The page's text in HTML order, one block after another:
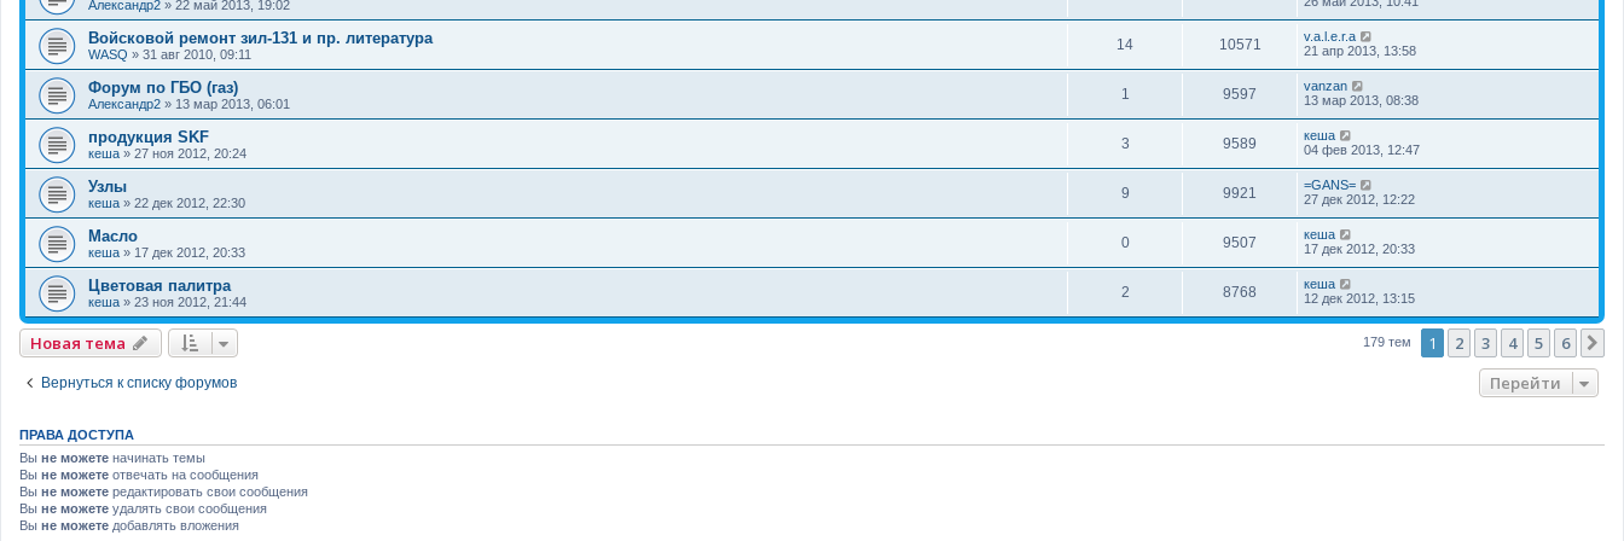
Александр2 » 22 май 2013, 19:02
Войсковой ремонт зил-131 и пр. литература
WASQ » 31 авг 2010, 09:11
14 10571
v.a.l.e.r.a
21 апр 2013, 13:58
Форум по ГБО (газ)
Александр2 » 13 мар 2013, 06:01
1 9597
vanzan
13 мар 2013, 08:38
продукция SKF
кеша » 27 ноя 2012, 20:24
3 9589
кеша
04 фев 2013, 12:47
Узлы
кеша » 22 дек 2012, 22:30
9 9921
=GANS=
27 дек 2012, 12:22
Масло
кеша » 17 дек 2012, 20:33
0 9507
кеша
17 дек 2012, 20:33
Цветовая палитра
кеша » 23 ноя 2012, 21:44
2 8768
кеша
12 дек 2012, 13:15
Новая тема 179 тем 1 2 3 4 5 6
Вернуться к списку форумов Перейти
ПРАВА ДОСТУПА
Вы не можете начинать темы
Вы не можете отвечать на сообщения
Вы не можете редактировать свои сообщения
Вы не можете удалять свои сообщения
Вы не можете добавлять вложения